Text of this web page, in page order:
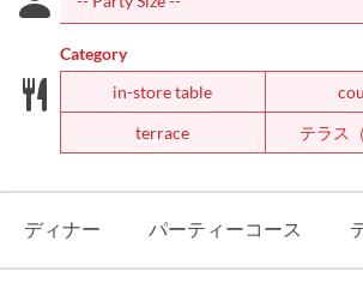
Category
in-store table
terrace
テラス
ディナー パーティーコース